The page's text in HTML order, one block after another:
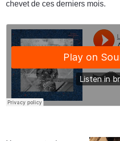
chevet de ces derniers mois.